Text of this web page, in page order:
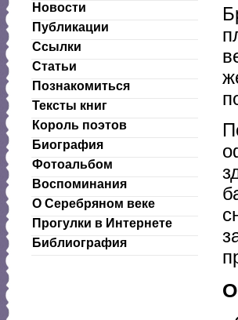
Новости
Публикации
Ссылки
Статьи
Познакомиться
Тексты книг
Король поэтов
Биография
Фотоальбом
Воспоминания
О Серебряном веке
Прогулки в Интернете
Библиография